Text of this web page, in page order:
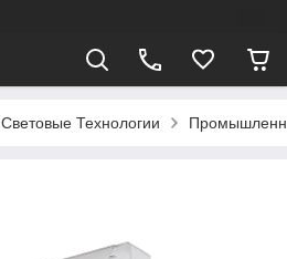
Световые Технологии